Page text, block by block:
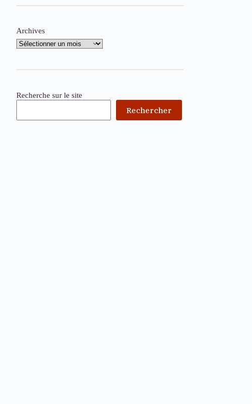
Archives
Recherche sur le site
Rechercher